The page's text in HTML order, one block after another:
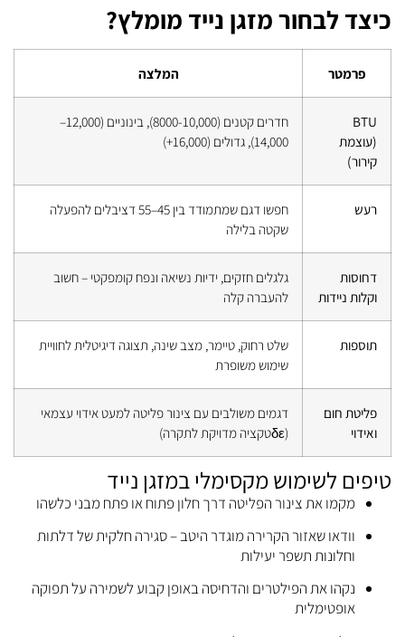
כיצד לבחור מזגן נייד מומלץ?
פרמטר המלצה
BTU
(עוצמת
קירור)
חדרים קטנים (8000-10,000), בינוניים (12,000–
14,000), גדולים (16,000+)
רעש
חפשו דגם שמתמודד בין 45–55 דציבלים להפעלה
שקטה בלילה
דחוסות
וקלות ניידות
גלגלים חזקים, ידיות נשיאה ונפח קומפקטי – חשוב
להעברה קלה
תוספות
שלט רחוק, טיימר, מצב שינה, תצוגה דיגיטלית לחוויית
שימוש משופרת
פליטת חום
ואידוי
דגמים משולבים עם צינור פליטה למעט אידוי עצמאי
(δεטקציה מדויקת לתקרה)
טיפים לשימוש מקסימלי במזגן נייד
מקמו את צינור הפליטה דרך חלון פתוח או פתח מבני כלשהו
וודאו שאזור הקרירה מוגדר היטב – סגירה חלקית של דלתות
וחלונות תשפר יעילות
נקהו את הפילטרים והדחיסה באופן קבוע לשמירה על תפוקה
אופטימלית